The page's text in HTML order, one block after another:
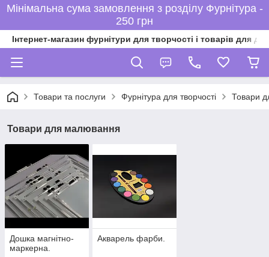
Мінімальна сума замовлення з розділу Фурнітура -
250 грн
Інтернет-магазин фурнітури для творчості і товарів для
Товари та послуги Фурнітура для творчості Товари
Товари для малювання
Дошка магнітно-
маркерна.
Акварель фарби.